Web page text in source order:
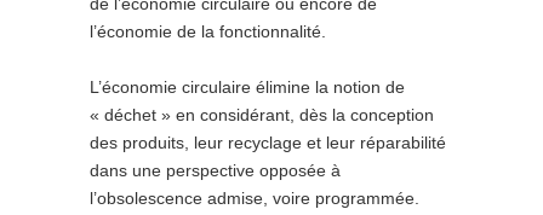
l’économie de la fonctionnalité.
L’économie circulaire élimine la notion de
« déchet » en considérant, dès la conception
des produits, leur recyclage et leur réparabilité
dans une perspective opposée à
l’obsolescence admise, voire programmée.